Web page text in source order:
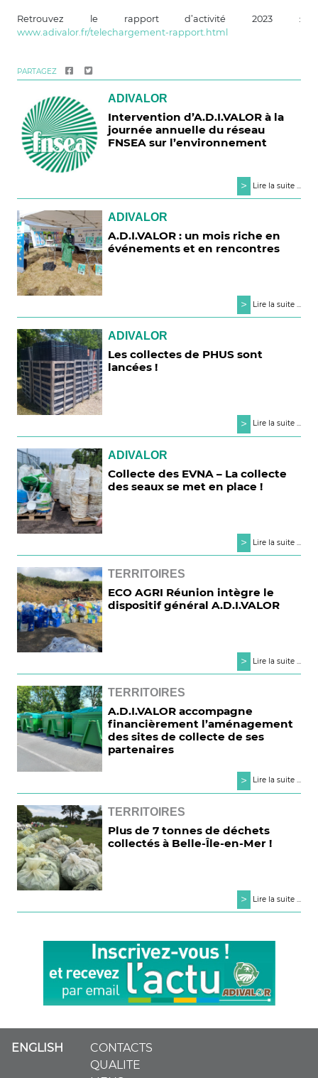
Retrouvez le rapport d’activité 2023 :
www.adivalor.fr/telechargement-rapport.html
PARTAGEZ
ADIVALOR
Intervention d’A.D.I.VALOR à la
journée annuelle du réseau
FNSEA sur l’environnement
> Lire la suite ...
ADIVALOR
A.D.I.VALOR : un mois riche en
événements et en rencontres
> Lire la suite ...
ADIVALOR
Les collectes de PHUS sont
lancées !
> Lire la suite ...
ADIVALOR
Collecte des EVNA – La collecte
des seaux se met en place !
> Lire la suite ...
TERRITOIRES
ECO AGRI Réunion intègre le
dispositif général A.D.I.VALOR
> Lire la suite ...
TERRITOIRES
A.D.I.VALOR accompagne
financièrement l’aménagement
des sites de collecte de ses
partenaires
> Lire la suite ...
TERRITOIRES
Plus de 7 tonnes de déchets
collectés à Belle-Île-en-Mer !
> Lire la suite ...
ENGLISH
CONTACTS
QUALITE